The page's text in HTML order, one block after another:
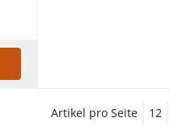
Artikel pro Seite 12